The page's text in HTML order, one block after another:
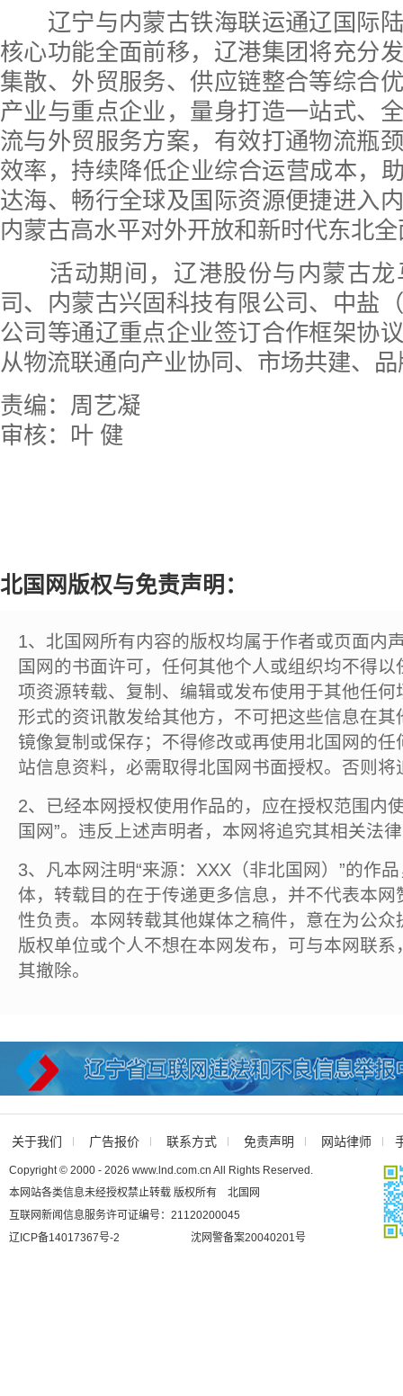
辽宁与内蒙古铁海联运通辽国际陆
核心功能全面前移，辽港集团将充分
集散、外贸服务、供应链整合等综合
产业与重点企业，量身打造一站式、
流与外贸服务方案，有效打通物流瓶
效率，持续降低企业综合运营成本，
达海、畅行全球及国际资源便捷进入
内蒙古高水平对外开放和新时代东北
活动期间，辽港股份与内蒙古龙
司、内蒙古兴固科技有限公司、中盐
公司等通辽重点企业签订合作框架协
从物流联通向产业协同、市场共建、
责编：周艺凝
审核：叶 健
北国网版权与免责声明：
1、北国网所有内容的版权均属于作者或页面内
国网的书面许可，任何其他个人或组织均不得
项资源转载、复制、编辑或发布使用于其他任
形式的资讯散发给其他方，不可把这些信息在
镜像复制或保存；不得修改或再使用北国网的
站信息资料，必需取得北国网书面授权。否则将
2、已经本网授权使用作品的，应在授权范围内
国网”。违反上述声明者，本网将追究其相关法
3、凡本网注明“来源：XXX（非北国网）”的作
体，转载目的在于传递更多信息，并不代表本
性负责。本网转载其他媒体之稿件，意在为公
版权单位或个人不想在本网发布，可与本网联
其撤除。
关于我们 广告报价 联系方式 免责声明 网站律师
Copyright © 2000 - 2026 www.lnd.com.cn All Rights Reserved.
本网站各类信息未经授权禁止转载 版权所有 北国网
互联网新闻信息服务许可证编号：21120200045
辽ICP备14017367号-2
沈网警备案20040201号